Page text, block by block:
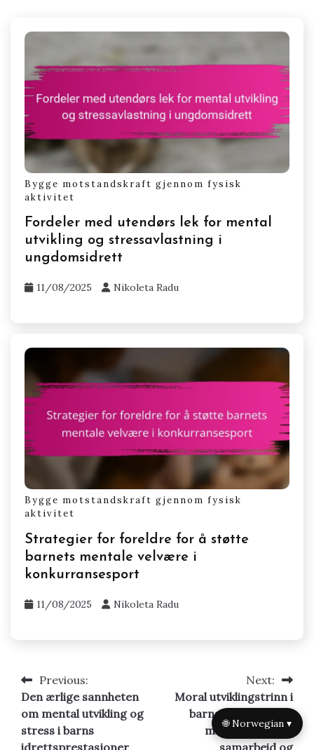
Bygge motstandskraft gjennom fysisk
aktivitet
Fordeler med utendørs lek for mental
utvikling og stressavlastning i
ungdomsidrett
11/08/2025 Nikoleta Radu
Bygge motstandskraft gjennom fysisk
aktivitet
Strategier for foreldre for å støtte
barnets mentale velvære i
konkurransesport
11/08/2025 Nikoleta Radu
Post
navigation
Previous:
Den ærlige sannheten
om mental utvikling og
stress i barns
Next:
Moral utviklingstrinn i
barns idrett: Bygge
motstandskraft,
🌐 Norwegian ▾